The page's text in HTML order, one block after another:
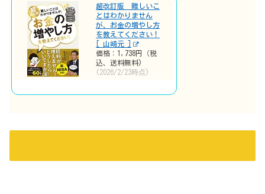
超改訂版 難しいこ
とはわかりません
が、お金の増やし方
を教えてください！
[ 山崎元 ]
価格：1,738円（税
込、送料無料)
(2026/2/23時点)